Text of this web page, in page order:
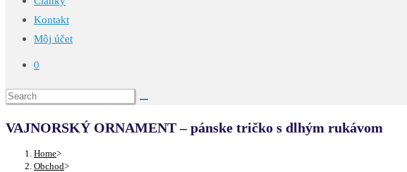
Kontakt
Môj účet
0
VAJNORSKÝ ORNAMENT – pánske tričko s dlhým rukávom
Home>
Obchod>